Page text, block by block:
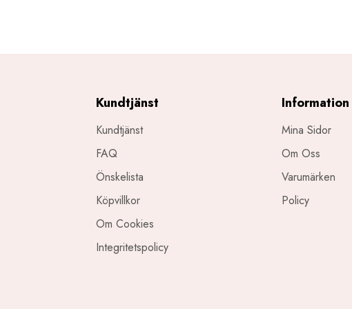
Kundtjänst
Kundtjänst
FAQ
Önskelista
Köpvillkor
Om Cookies
Integritetspolicy
Information
Mina Sidor
Om Oss
Varumärken
Policy